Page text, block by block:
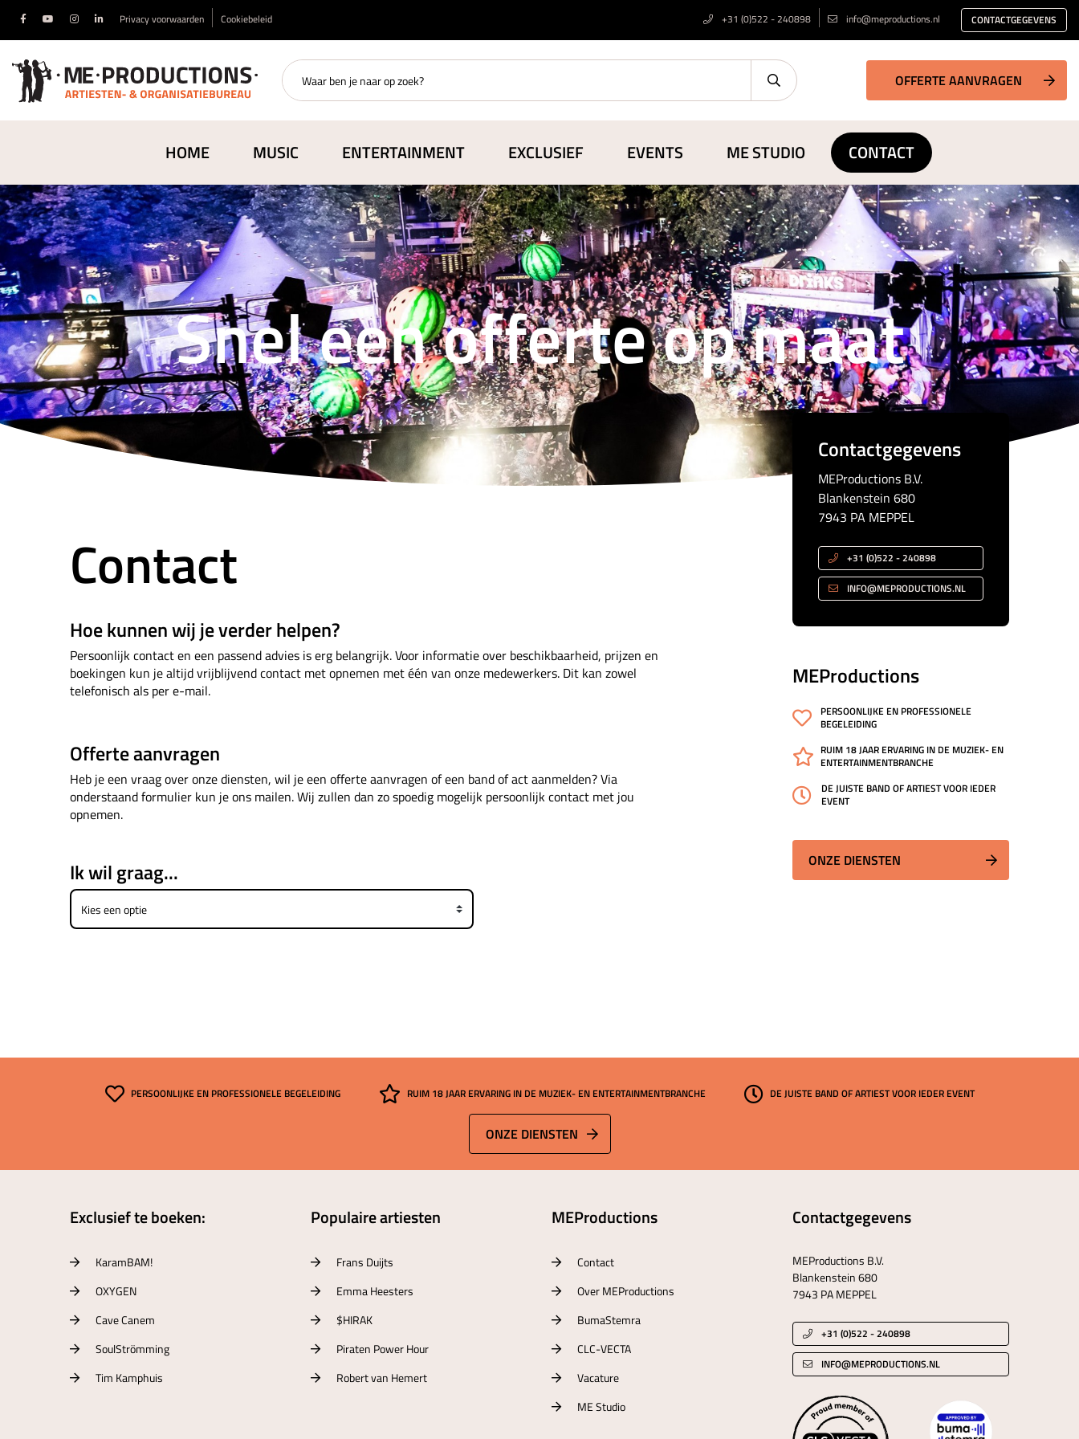
Privacy voorwaarden Cookiebeleid +31 (0)522 - 240898 info@meproductions.nl CONTACTGEGEVENS
OFFERTE AANVRAGEN
HOME MUSIC ENTERTAINMENT EXCLUSIEF EVENTS ME STUDIO CONTACT
Snel een offerte op maat
Contact
Hoe kunnen wij je verder helpen?
Persoonlijk contact en een passend advies is erg belangrijk. Voor informatie over beschikbaarheid, prijzen en
boekingen kun je altijd vrijblijvend contact met opnemen met één van onze medewerkers. Dit kan zowel
telefonisch als per e-mail.
Offerte aanvragen
Heb je een vraag over onze diensten, wil je een offerte aanvragen of een band of act aanmelden? Via
onderstaand formulier kun je ons mailen. Wij zullen dan zo spoedig mogelijk persoonlijk contact met jou
opnemen.
Ik wil graag...
Contactgegevens
MEProductions B.V.
Blankenstein 680
7943 PA MEPPEL
+31 (0)522 - 240898
INFO@MEPRODUCTIONS.NL
MEProductions
PERSOONLIJKE EN PROFESSIONELE
BEGELEIDING
RUIM 18 JAAR ERVARING IN DE MUZIEK- EN
ENTERTAINMENTBRANCHE
DE JUISTE BAND OF ARTIEST VOOR IEDER
EVENT
ONZE DIENSTEN
PERSOONLIJKE EN PROFESSIONELE BEGELEIDING RUIM 18 JAAR ERVARING IN DE MUZIEK- EN ENTERTAINMENTBRANCHE DE JUISTE BAND OF ARTIEST VOOR IEDER EVENT
ONZE DIENSTEN
Exclusief te boeken:
KaramBAM!
OXYGEN
Cave Canem
SoulStrömming
Tim Kamphuis
Populaire artiesten
Frans Duijts
Emma Heesters
$HIRAK
Piraten Power Hour
Robert van Hemert
MEProductions
Contact
Over MEProductions
BumaStemra
CLC-VECTA
Vacature
ME Studio
Contactgegevens
MEProductions B.V.
Blankenstein 680
7943 PA MEPPEL
+31 (0)522 - 240898
INFO@MEPRODUCTIONS.NL